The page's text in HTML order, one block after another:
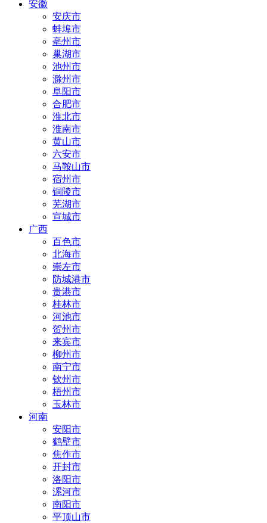
安徽
安庆市
蚌埠市
亳州市
巢湖市
池州市
滁州市
阜阳市
合肥市
淮北市
淮南市
黄山市
六安市
马鞍山市
宿州市
铜陵市
芜湖市
宣城市
广西
百色市
北海市
崇左市
防城港市
贵港市
桂林市
河池市
贺州市
来宾市
柳州市
南宁市
钦州市
梧州市
玉林市
河南
安阳市
鹤壁市
焦作市
开封市
洛阳市
漯河市
南阳市
平顶山市